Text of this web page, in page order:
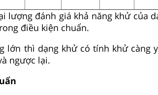
lượng đánh giá khả năng khử của
điều kiện chuẩn.
lớn thì dạng khử có tính khử càng
ngược lại.